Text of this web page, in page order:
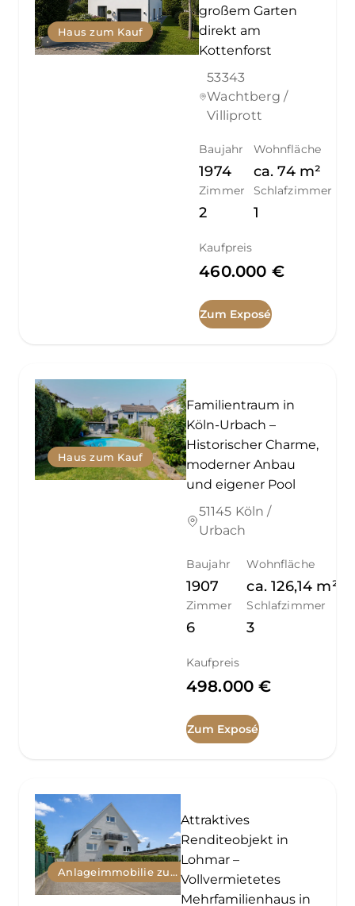
Haus zum Kauf
großem Garten
direkt am
Kottenforst
53343
Wachtberg /
Villiprott
Baujahr
1974
Wohnfläche
ca. 74 m²
Zimmer
2
Schlafzimmer
1
Kaufpreis
460.000 €
Zum Exposé
Haus zum Kauf
Familientraum in
Köln-Urbach –
Historischer Charme,
moderner Anbau
und eigener Pool
51145 Köln /
Urbach
Baujahr
1907
Wohnfläche
ca. 126,14 m²
Zimmer
6
Schlafzimmer
3
Kaufpreis
498.000 €
Zum Exposé
Anlageimmobilie zum Kauf
Attraktives
Renditeobjekt in
Lohmar –
Vollvermietetes
Mehrfamilienhaus in